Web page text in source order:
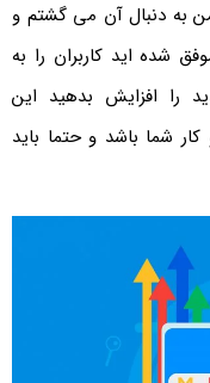
دنبال آن می گشتم و
شده اید کاربران را به
را افزایش بدهید این
شما باشد و حتما باید